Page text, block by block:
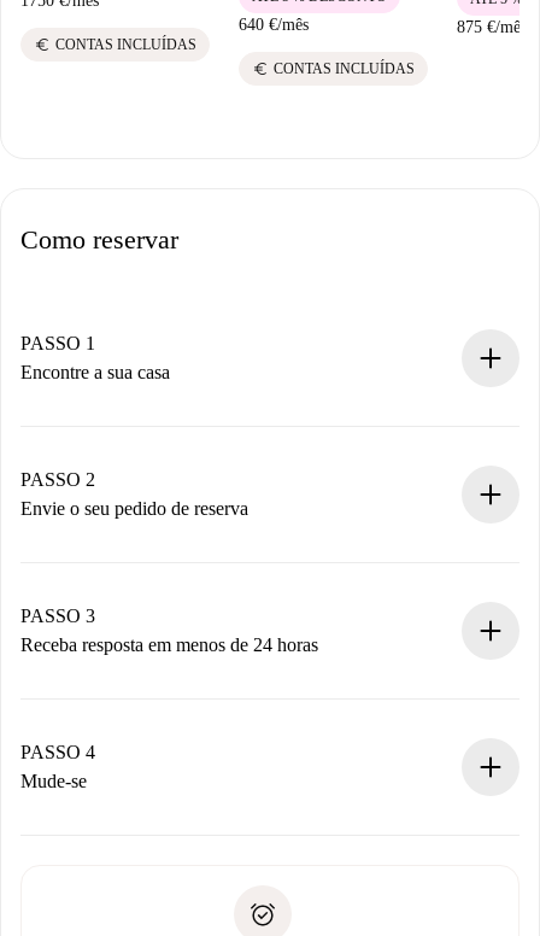
euro CONTAS INCLUÍDAS
640 €/mês
euro CONTAS INCLUÍDAS
875 €/mês
Como reservar
PASSO 1
Encontre a sua casa
Você tem todas as informações necessárias
antecipadamente.
PASSO 2
Envie o seu pedido de reserva
Não cobramos nada até que o proprietário confirme.
PASSO 3
Receba resposta em menos de 24 horas
proprietário.
Se recusada: não cobraremos nada e ofereceremos
Débito direto bancário
PASSO 4
Mude-se
não comunicar nenhum problema.